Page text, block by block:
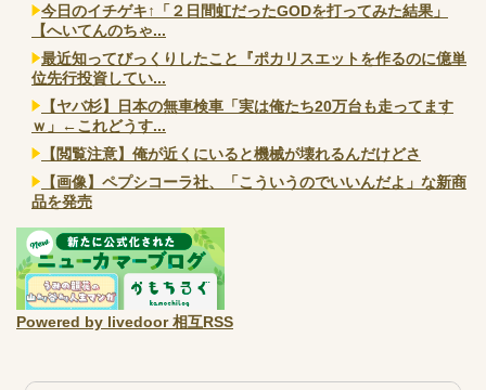
今日のイチゲキ↑「２日間虹だったGODを打ってみた結果」
【へいてんのちゃ...
最近知ってびっくりしたこと『ポカリスエットを作るのに億単
位先行投資してい...
【ヤバ杉】日本の無車検車「実は俺たち20万台も走ってます
ｗ」←これどうす...
【閲覧注意】俺が近くにいると機械が壊れるんだけどさ
【画像】ペプシコーラ社、「こういうのでいいんだよ」な新商
品を発売
Powered by livedoor 相互RSS